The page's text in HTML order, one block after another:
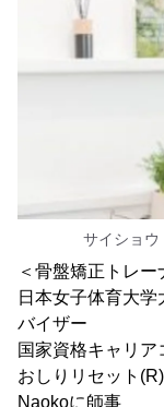
サイショ
＜骨盤矯正トレ
日本女子体育大
バイザー
国家資格キャリア
おしりリセット
Naokoに師事